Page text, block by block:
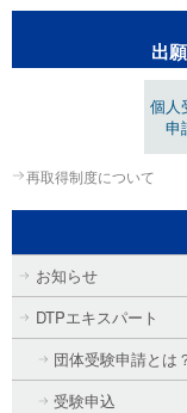
出
個人
申
再取得制度について
お知らせ
DTPエキスパート
団体受験申請とは
受験申込